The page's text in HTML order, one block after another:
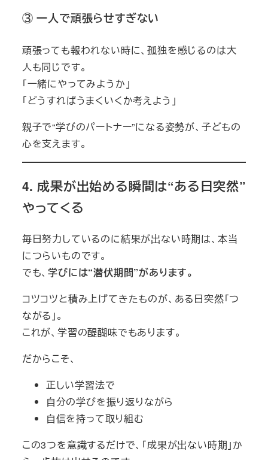
③ 一人で頑張らせすぎない
頑張っても報われない時に、孤独を感じるのは大
人も同じです。
「一緒にやってみようか」
「どうすればうまくいくか考えよう」
親子で“学びのパートナー”になる姿勢が、子どもの
心を支えます。
4. 成果が出始める瞬間は“ある日突然”
やってくる
毎日努力しているのに結果が出ない時期は、本当
につらいものです。
でも、学びには“潜伏期間”があります。
コツコツと積み上げてきたものが、ある日突然「つ
ながる」。
これが、学習の醍醐味でもあります。
だからこそ、
正しい学習法で
自分の学びを振り返りながら
自信を持って取り組む
この3つを意識するだけで、「成果が出ない時期」か